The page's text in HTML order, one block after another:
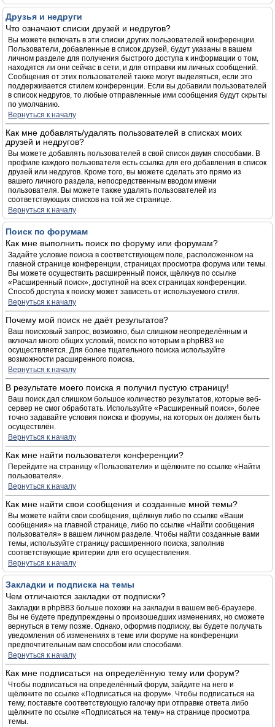
Друзья и недруги
Что означают списки друзей и недругов?
Вы можете включать в эти списки других пользователей конференции.
Пользователи, добавленные в список друзей, будут указаны в вашем
личном разделе для получения быстрого доступа к информации о том,
находятся ли они сейчас в сети, и для отправки им личных сообщений.
Сообщения от этих пользователей также могут выделяться, если это
поддерживается стилем конференции. Если вы добавили пользователей
в список недругов, то любые отправленные ими сообщения будут скрыты
по умолчанию.
Вернуться к началу
Как мне добавлять/удалять пользователей в списках моих
друзей и недругов?
Вы можете добавлять пользователей в свой список двумя способами. В
профиле каждого пользователя есть ссылка для его добавления в список
друзей или недругов. Кроме того, вы можете сделать это прямо из
вашего личного раздела, непосредственным вводом имени
пользователя. Вы можете также удалять пользователей из
соответствующих списков на той же странице.
Вернуться к началу
Поиск по форумам
Как мне выполнить поиск по форуму или форумам?
Задайте условие поиска в соответствующем поле, расположенном на
главной странице конференции, страницах просмотра форума или темы.
Вы можете осуществить расширенный поиск, щёлкнув по ссылке
«Расширенный поиск», доступной на всех страницах конференции.
Способ доступа к поиску может зависеть от используемого стиля.
Вернуться к началу
Почему мой поиск не даёт результатов?
Ваш поисковый запрос, возможно, был слишком неопределённым и
включал много общих условий, поиск по которым в phpBB3 не
осуществляется. Для более тщательного поиска используйте
возможности расширенного поиска.
Вернуться к началу
В результате моего поиска я получил пустую страницу!
Ваш поиск дал слишком большое количество результатов, которые веб-
сервер не смог обработать. Используйте «Расширенный поиск», более
точно задавайте условия поиска и форумы, на которых он должен быть
осуществлён.
Вернуться к началу
Как мне найти пользователя конференции?
Перейдите на страницу «Пользователи» и щёлкните по ссылке «Найти
пользователя».
Вернуться к началу
Как мне найти свои сообщения и созданные мной темы?
Вы можете найти свои сообщения, щёлкнув либо по ссылке «Ваши
сообщения» на главной странице, либо по ссылке «Найти сообщения
пользователя» в вашем личном разделе. Чтобы найти созданные вами
темы, используйте страницу расширенного поиска, заполнив
соответствующие критерии для его осуществления.
Вернуться к началу
Закладки и подписка на темы
Чем отличаются закладки от подписки?
Закладки в phpBB3 больше похожи на закладки в вашем веб-браузере.
Вы не будете предупреждены о произошедших изменениях, но сможете
вернуться в тему позже. Однако, оформив подписку, вы будете получать
уведомления об изменениях в теме или форуме на конференции
предпочтительным вам способом или способами.
Вернуться к началу
Как мне подписаться на определённую тему или форум?
Чтобы подписаться на определённый форум, зайдите на него и
щёлкните по ссылке «Подписаться на форум». Чтобы подписаться на
тему, поставьте соответствующую галочку при отправке ответа либо
щёлкните по ссылке «Подписаться на тему» на странице просмотра
темы.